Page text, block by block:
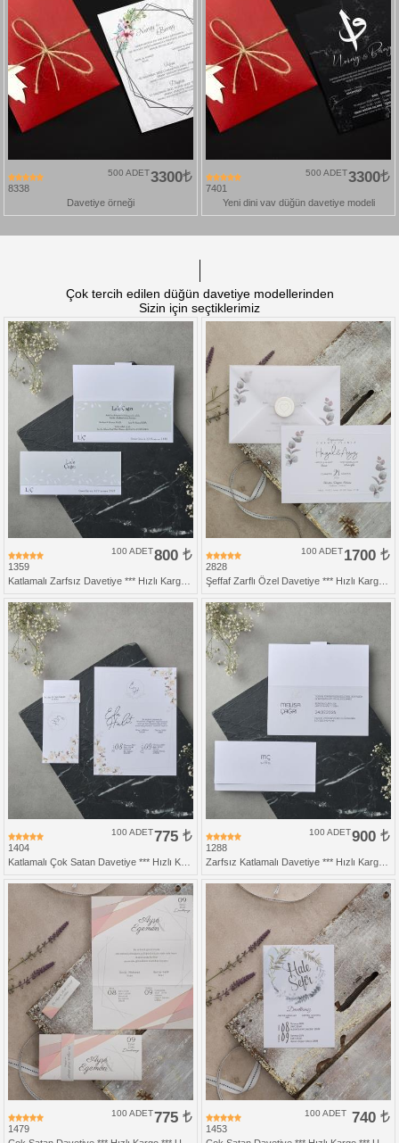
8338
3300
500 ADET
Davetiye örneği
7401
3300
500 ADET
Yeni dini vav düğün davetiye modeli
Çok tercih edilen düğün davetiye modellerinden
Sizin için seçtiklerimiz
1359
800
100 ADET
2828
1700
100 ADET
1404
775
100 ADET
1288
900
100 ADET
1479
775
100 ADET
1453
740
100 ADET